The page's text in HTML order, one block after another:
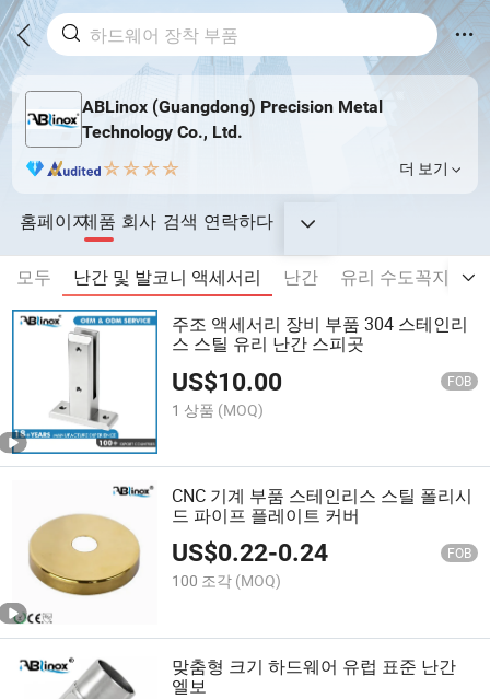
ABLinox (Guangdong) Precision Metal
Technology Co., Ltd.
더 보기
홈페이지제품 회사 검색 연락하다
모두 난간 및 발코니 액세서리 난간 유리 수도꼭지
주조 액세서리 장비 부품 304 스테인리
스 스틸 유리 난간 스피곳
US$10.00 FOB
1 상품 (MOQ)
CNC 기계 부품 스테인리스 스틸 폴리시
드 파이프 플레이트 커버
US$0.22-0.24 FOB
100 조각 (MOQ)
맞춤형 크기 하드웨어 유럽 표준 난간
엘보